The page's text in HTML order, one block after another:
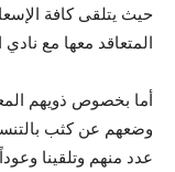
حيث يتلقى كافة
المتعاقد معها مع
أما بخصوص ذويهم
وضعهم عن كثب
عدد منهم وتلقينا